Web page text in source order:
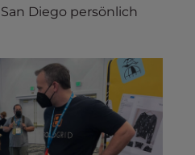
Diego persönlich